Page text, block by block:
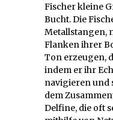
Fischer kleine
Bucht. Die
Metallstangen,
Flanken ihrer
Ton erzeugen,
indem er ihr
navigieren und
dem
Delfine, die oft